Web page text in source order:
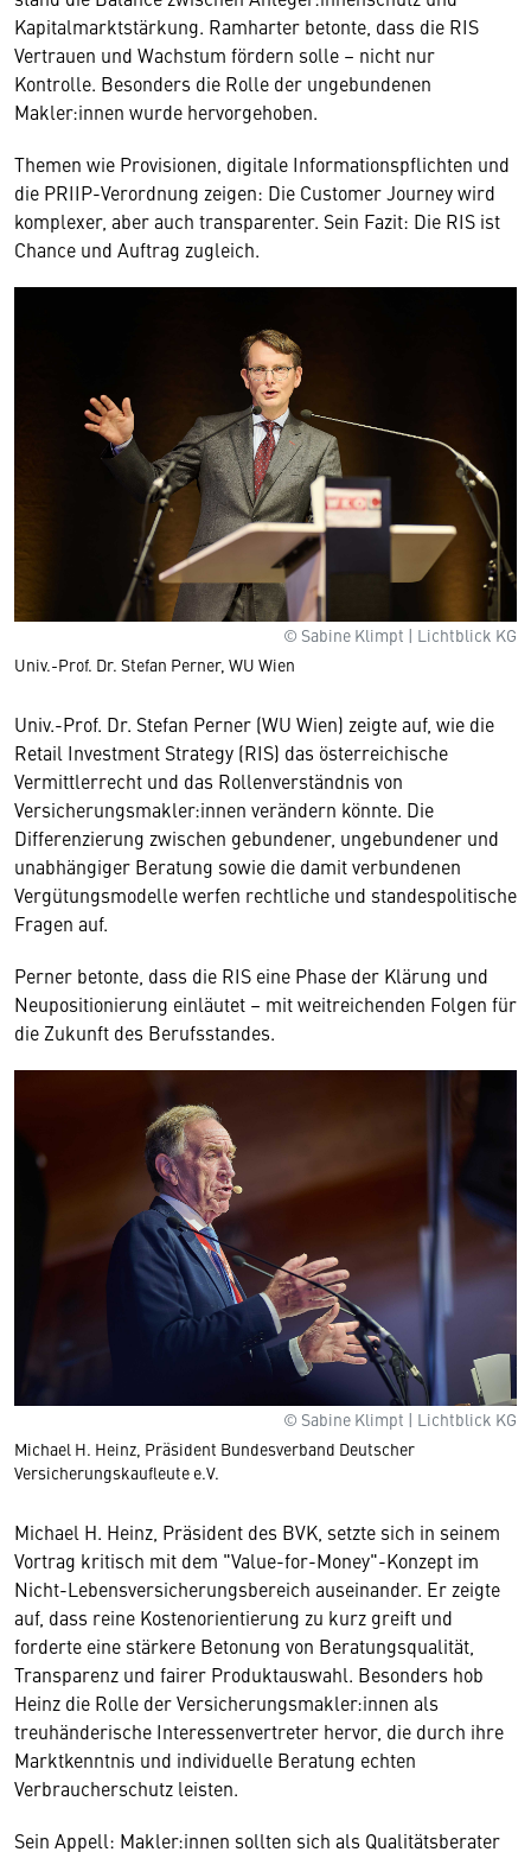
Kapitalmarktstärkung. Ramharter betonte, dass die RIS
Vertrauen und Wachstum fördern solle – nicht nur
Kontrolle. Besonders die Rolle der ungebundenen
Makler:innen wurde hervorgehoben.
Themen wie Provisionen, digitale Informationspflichten und
die PRIIP-Verordnung zeigen: Die Customer Journey wird
komplexer, aber auch transparenter. Sein Fazit: Die RIS ist
Chance und Auftrag zugleich.
© Sabine Klimpt | Lichtblick KG
Univ.-Prof. Dr. Stefan Perner, WU Wien
Univ.-Prof. Dr. Stefan Perner (WU Wien) zeigte auf, wie die
Retail Investment Strategy (RIS) das österreichische
Vermittlerrecht und das Rollenverständnis von
Versicherungsmakler:innen verändern könnte. Die
Differenzierung zwischen gebundener, ungebundener und
unabhängiger Beratung sowie die damit verbundenen
Vergütungsmodelle werfen rechtliche und standespolitische
Fragen auf.
Perner betonte, dass die RIS eine Phase der Klärung und
Neupositionierung einläutet – mit weitreichenden Folgen für
die Zukunft des Berufsstandes.
© Sabine Klimpt | Lichtblick KG
Michael H. Heinz, Präsident Bundesverband Deutscher
Versicherungskaufleute e.V.
Michael H. Heinz, Präsident des BVK, setzte sich in seinem
Vortrag kritisch mit dem "Value-for-Money"-Konzept im
Nicht-Lebensversicherungsbereich auseinander. Er zeigte
auf, dass reine Kostenorientierung zu kurz greift und
forderte eine stärkere Betonung von Beratungsqualität,
Transparenz und fairer Produktauswahl. Besonders hob
Heinz die Rolle der Versicherungsmakler:innen als
treuhänderische Interessenvertreter hervor, die durch ihre
Marktkenntnis und individuelle Beratung echten
Verbraucherschutz leisten.
Sein Appell: Makler:innen sollten sich als Qualitätsberater